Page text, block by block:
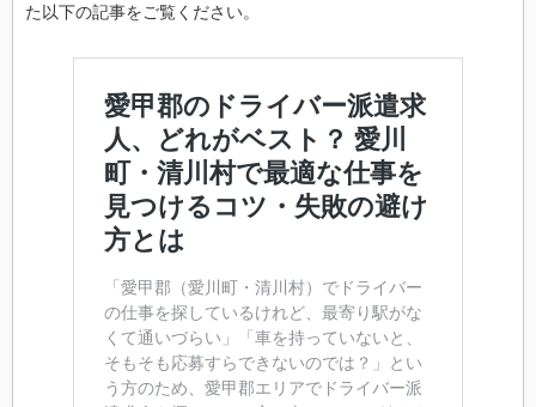
た以下の記事をご覧ください。